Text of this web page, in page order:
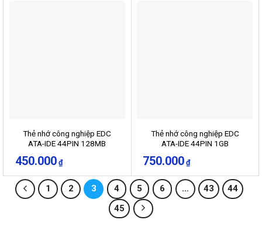
Thẻ nhớ công nghiệp EDC
ATA-IDE 44PIN 128MB
450.000 ₫
Thẻ nhớ công nghiệp EDC
ATA-IDE 44PIN 1GB
750.000 ₫
1 2 3 4 5 6 … 43
44
45